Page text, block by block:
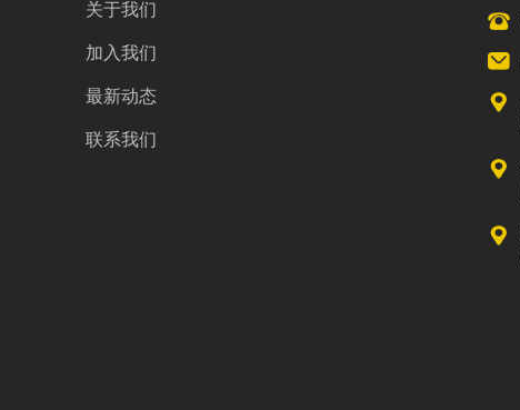
关于我们
加入我们
最新动态
联系我们